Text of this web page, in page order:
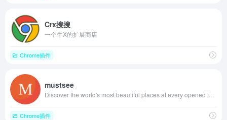
Crx搜搜
一个牛X的扩展商店
Chrome插件
mustsee
Chrome插件